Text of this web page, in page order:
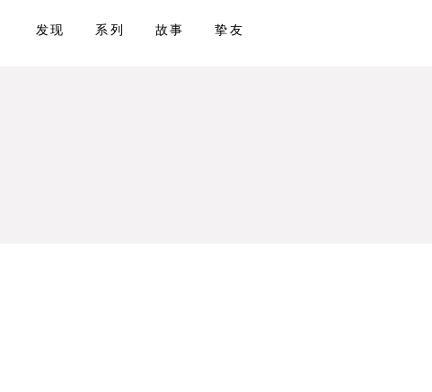
发现 系列 故事 挚友